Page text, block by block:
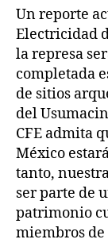
Un reporte
Electricidad
la represa
completada
de sitios
del
CFE admita
México
tanto,
ser parte de
patrimonio
miembros de